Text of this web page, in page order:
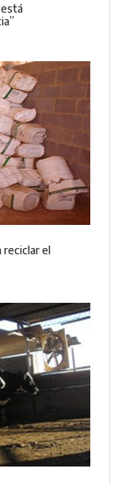
está
reciclar el